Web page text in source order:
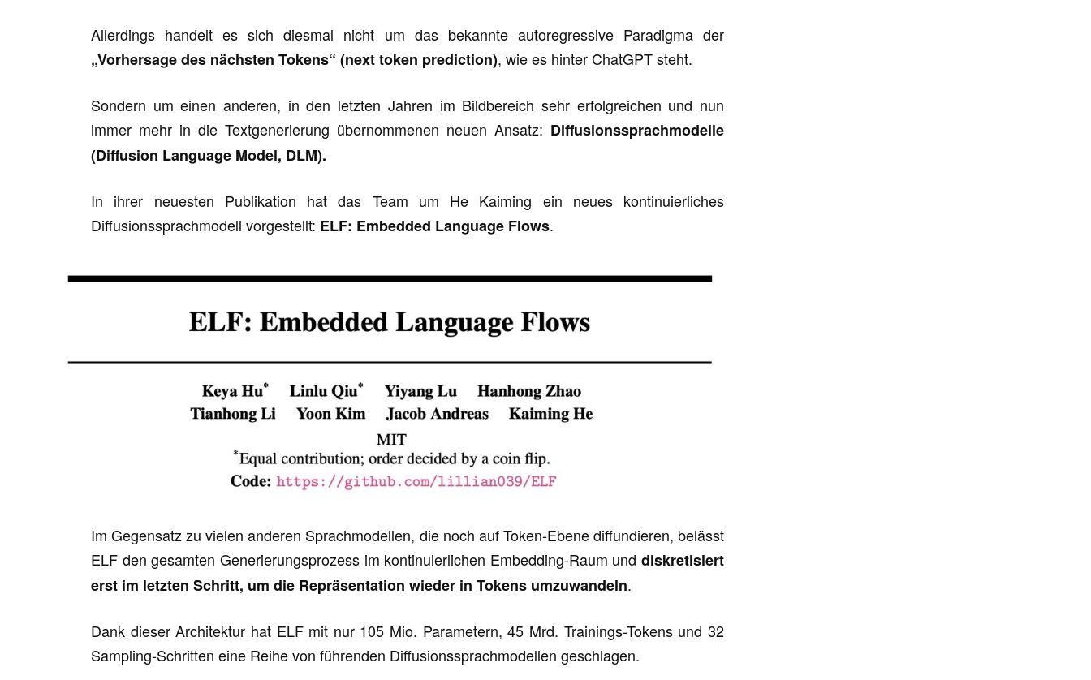
Allerdings handelt es sich diesmal nicht um das bekannte autoregressive Paradigma der
„Vorhersage des nächsten Tokens“ (next token prediction), wie es hinter ChatGPT steht.
Sondern um einen anderen, in den letzten Jahren im Bildbereich sehr erfolgreichen und nun
immer mehr in die Textgenerierung übernommenen neuen Ansatz: Diffusionssprachmodelle
(Diffusion Language Model, DLM).
In ihrer neuesten Publikation hat das Team um He Kaiming ein neues kontinuierliches
Diffusionssprachmodell vorgestellt: ELF: Embedded Language Flows.
Im Gegensatz zu vielen anderen Sprachmodellen, die noch auf Token-Ebene diffundieren, belässt
ELF den gesamten Generierungsprozess im kontinuierlichen Embedding-Raum und diskretisiert
erst im letzten Schritt, um die Repräsentation wieder in Tokens umzuwandeln.
Dank dieser Architektur hat ELF mit nur 105 Mio. Parametern, 45 Mrd. Trainings-Tokens und 32
Sampling-Schritten eine Reihe von führenden Diffusionssprachmodellen geschlagen.